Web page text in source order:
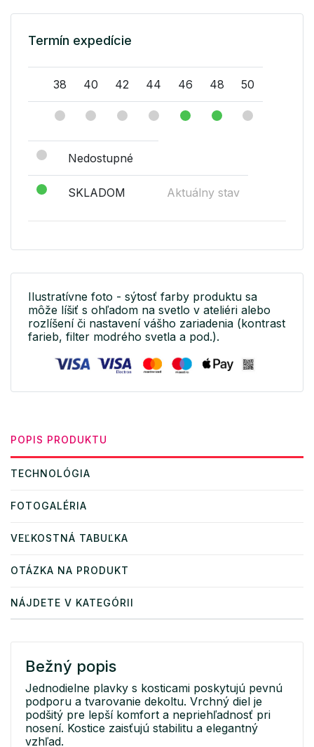
Termín expedície
38 40 42 44 46 48 50
Nedostupné
SKLADOM Aktuálny stav
Ilustratívne foto - sýtosť farby produktu sa
môže líšiť s ohľadom na svetlo v ateliéri alebo
rozlíšení či nastavení vášho zariadenia (kontrast
farieb, filter modrého svetla a pod.).
POPIS PRODUKTU
TECHNOLÓGIA
FOTOGALÉRIA
VEĽKOSTNÁ TABUĽKA
OTÁZKA NA PRODUKT
NÁJDETE V KATEGÓRII
Bežný popis
Jednodielne plavky s kosticami poskytujú pevnú
podporu a tvarovanie dekoltu. Vrchný diel je
podšitý pre lepší komfort a nepriehľadnosť pri
nosení. Kostice zaisťujú stabilitu a elegantný
vzhľad.